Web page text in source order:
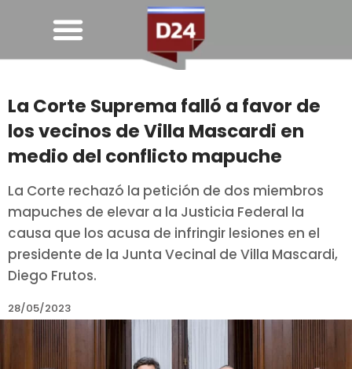
La Corte Suprema falló a favor de
los vecinos de Villa Mascardi en
medio del conflicto mapuche
La Corte rechazó la petición de dos miembros
mapuches de elevar a la Justicia Federal la
causa que los acusa de infringir lesiones en el
presidente de la Junta Vecinal de Villa Mascardi,
Diego Frutos.
28/05/2023